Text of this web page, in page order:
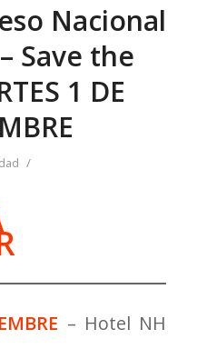
Nacional
Save the
1 DE
/
– Hotel NH